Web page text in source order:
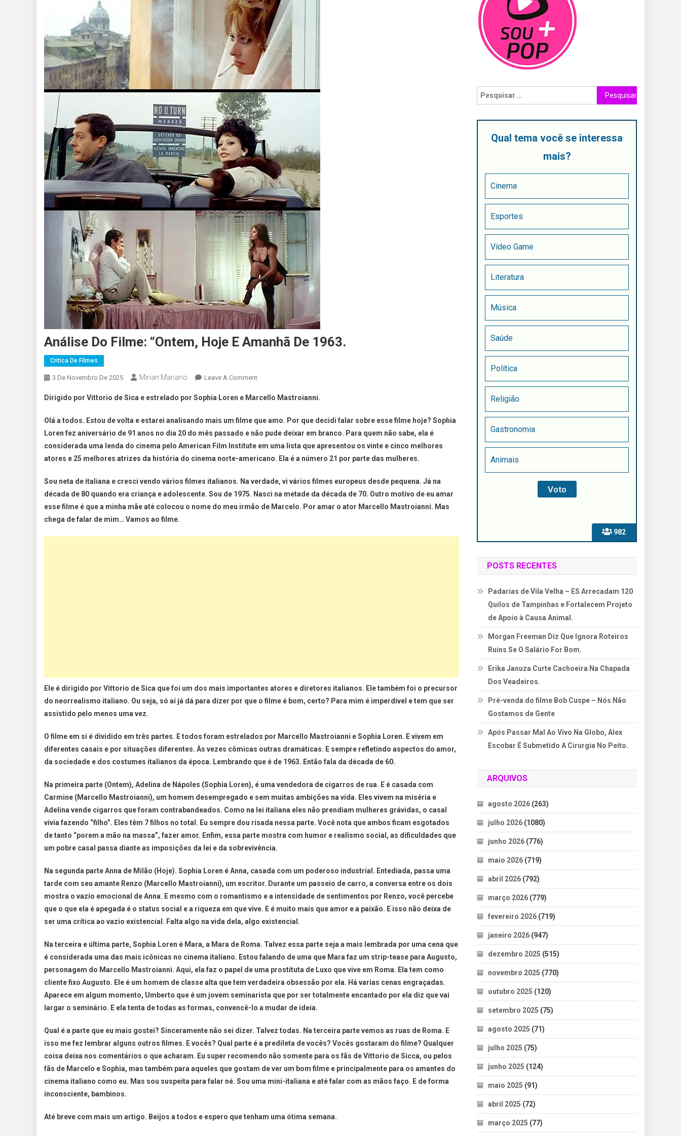
Análise Do Filme: “Ontem, Hoje E Amanhã De 1963.
Critica De Filmes
3 De Novembro De 2025 Mirian Mariano Leave A Comment
Dirigido por Vittorio de Sica e estrelado por Sophia Loren e Marcello Mastroianni.
Olá a todos. Estou de volta e estarei analisando mais um filme que amo. Por que decidi falar sobre esse filme hoje? Sophia
Loren fez aniversário de 91 anos no dia 20 do mês passado e não pude deixar em branco. Para quem não sabe, ela é
considerada uma lenda do cinema pelo American Film Institute em uma lista que apresentou os vinte e cinco melhores
atores e 25 melhores atrizes da história do cinema norte-americano. Ela é a número 21 por parte das mulheres.
Sou neta de italiana e cresci vendo vários filmes italianos. Na verdade, vi vários filmes europeus desde pequena. Já na
década de 80 quando era criança e adolescente. Sou de 1975. Nasci na metade da década de 70. Outro motivo de eu amar
esse filme é que a minha mãe até colocou o nome do meu irmão de Marcelo. Por amar o ator Marcello Mastroianni. Mas
chega de falar de mim… Vamos ao filme.
Ele é dirigido por Vittorio de Sica que foi um dos mais importantes atores e diretores italianos. Ele também foi o precursor
do neorrealismo italiano. Ou seja, só aí já dá para dizer por que o filme é bom, certo? Para mim é imperdível e tem que ser
assistido pelo menos uma vez.
O filme em si é dividido em três partes. E todos foram estrelados por Marcello Mastroianni e Sophia Loren. E vivem em
diferentes casais e por situações diferentes. Às vezes cômicas outras dramáticas. E sempre refletindo aspectos do amor,
da sociedade e dos costumes italianos da época. Lembrando que é de 1963. Então fala da década de 60.
Na primeira parte (Ontem), Adelina de Nápoles (Sophia Loren), é uma vendedora de cigarros de rua. E é casada com
Carmine (Marcello Mastroianni), um homem desempregado e sem muitas ambições na vida. Eles vivem na miséria e
Adelina vende cigarros que foram contrabandeados. Como na lei italiana eles não prendiam mulheres grávidas, o casal
vivia fazendo “filho”. Eles têm 7 filhos no total. Eu sempre dou risada nessa parte. Você nota que ambos ficam esgotados
de tanto “porem a mão na massa”, fazer amor. Enfim, essa parte mostra com humor e realismo social, as dificuldades que
um pobre casal passa diante as imposições da lei e da sobrevivência.
Na segunda parte Anna de Milão (Hoje). Sophia Loren é Anna, casada com um poderoso industrial. Entediada, passa uma
tarde com seu amante Renzo (Marcello Mastroianni), um escritor. Durante um passeio de carro, a conversa entre os dois
mostra o vazio emocional de Anna. E mesmo com o romantismo e a intensidade de sentimentos por Renzo, você percebe
que o que ela é apegada é o status social e a riqueza em que vive. E é muito mais que amor e a paixão. E isso não deixa de
ser uma crítica ao vazio existencial. Falta algo na vida dela, algo existencial.
Na terceira e última parte, Sophia Loren é Mara, a Mara de Roma. Talvez essa parte seja a mais lembrada por uma cena que
é considerada uma das mais icônicas no cinema italiano. Estou falando de uma que Mara faz um strip-tease para Augusto,
personagem do Marcello Mastroianni. Aqui, ela faz o papel de uma prostituta de Luxo que vive em Roma. Ela tem como
cliente fixo Augusto. Ele é um homem de classe alta que tem verdadeira obsessão por ela. Há varias cenas engraçadas.
Aparece em algum momento, Umberto que é um jovem seminarista que por ser totalmente encantado por ela diz que vai
largar o seminário. E ela tenta de todas as formas, convencê-lo a mudar de ideia.
Qual é a parte que eu mais gostei? Sinceramente não sei dizer. Talvez todas. Na terceira parte vemos as ruas de Roma. E
isso me fez lembrar alguns outros filmes. E vocês? Qual parte é a predileta de vocês? Vocês gostaram do filme? Qualquer
coisa deixa nos comentários o que acharam. Eu super recomendo não somente para os fãs de Vittorio de Sicca, ou pelos
fãs de Marcelo e Sophia, mas também para aqueles que gostam de ver um bom filme e principalmente para os amantes do
cinema italiano como eu. Mas sou suspeita para falar né. Sou uma mini-italiana e até falar com as mãos faço. E de forma
inconsciente, bambinos.
Até breve com mais um artigo. Beijos a todos e espero que tenham uma ótima semana.
982
Qual tema você se interessa
mais?
Cinema
Esportes
Vídeo Game
Literatura
Música
Saúde
Política
Religião
Gastronomia
Animais
POSTS RECENTES
Padarias de Vila Velha – ES Arrecadam 120
Quilos de Tampinhas e Fortalecem Projeto
de Apoio à Causa Animal.
Morgan Freeman Diz Que Ignora Roteiros
Ruins Se O Salário For Bom.
Erika Januza Curte Cachoeira Na Chapada
Dos Veadeiros.
Pré-venda do filme Bob Cuspe – Nós Não
Gostamos de Gente
Após Passar Mal Ao Vivo Na Globo, Alex
Escobar É Submetido A Cirurgia No Peito.
ARQUIVOS
agosto 2026 (263)
julho 2026 (1080)
junho 2026 (776)
maio 2026 (719)
abril 2026 (792)
março 2026 (779)
fevereiro 2026 (719)
janeiro 2026 (947)
dezembro 2025 (515)
novembro 2025 (770)
outubro 2025 (120)
setembro 2025 (75)
agosto 2025 (71)
julho 2025 (75)
junho 2025 (124)
maio 2025 (91)
abril 2025 (72)
março 2025 (77)